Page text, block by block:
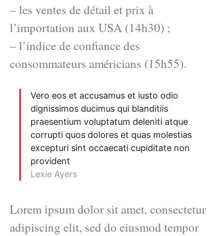
– les ventes de détail et prix à
l’importation aux USA (14h30) ;
– l’indice de confiance des
consommateurs américians (15h55).
Vero eos et accusamus et iusto odio
dignissimos ducimus qui blanditiis
praesentium voluptatum deleniti atque
corrupti quos dolores et quas molestias
excepturi sint occaecati cupiditate non
provident
Lexie Ayers
Lorem ipsum dolor sit amet, consectetur
adipiscing elit, sed do eiusmod tempor